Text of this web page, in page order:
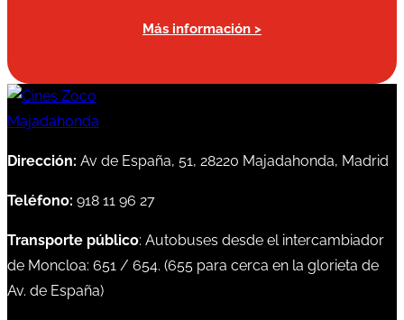
Más información >
Dirección: Av de España, 51, 28220 Majadahonda, Madrid
Teléfono: 918 11 96 27
Transporte público: Autobuses desde el intercambiador
de Moncloa: 651 / 654. (655 para cerca en la glorieta de
Av. de España)